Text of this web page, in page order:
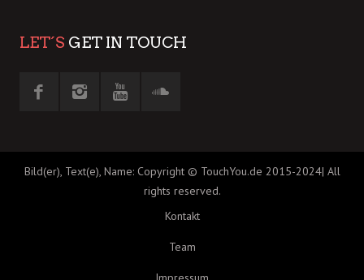
LET´S GET IN TOUCH
Bild(er), Text(e), Name: Copyright © TouchYou.de 2015-2024| All
rights reserved.
Kontakt
Team